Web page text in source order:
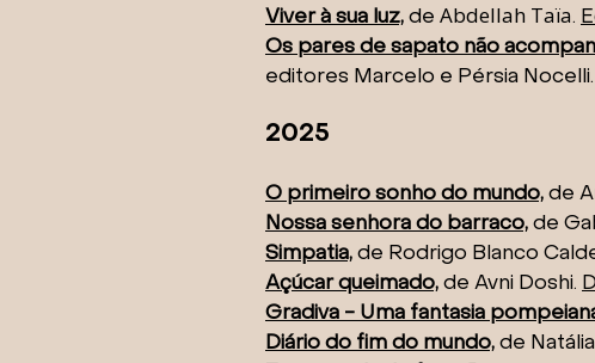
Viver à sua luz, de Abdellah Taïa.
Os pares de sapato não
editores Marcelo e Pérsia Nocelli.
​2025
O primeiro sonho do mundo, de
Nossa senhora do barraco, de
Simpatia, de Rodrigo Blanco
Açúcar queimado, de Avni Doshi.
Gradiva - Uma fantasia
Diário do fim do mundo, de